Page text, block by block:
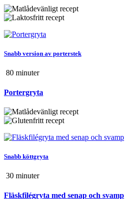
Snabb version av porterstek
80 minuter
Portergryta
Snabb köttgryta
30 minuter
Fläskfilégryta med senap och svamp